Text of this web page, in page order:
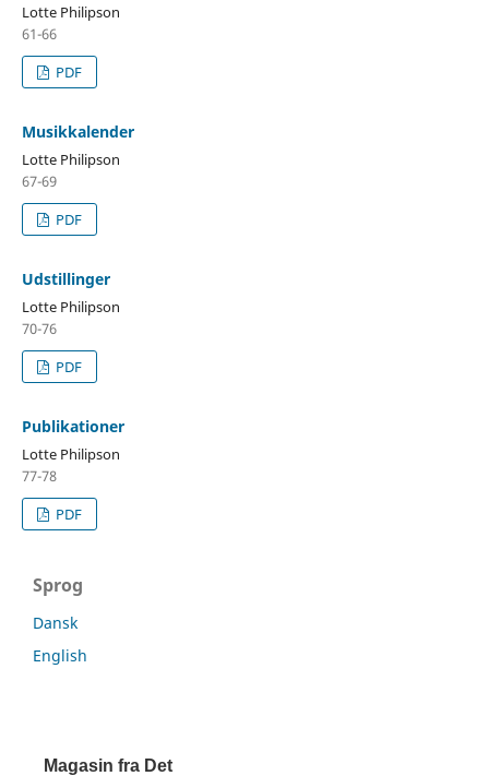
Lotte Philipson
61-66
PDF
Musikkalender
Lotte Philipson
67-69
PDF
Udstillinger
Lotte Philipson
70-76
PDF
Publikationer
Lotte Philipson
77-78
PDF
Sprog
Dansk
English
Magasin fra Det